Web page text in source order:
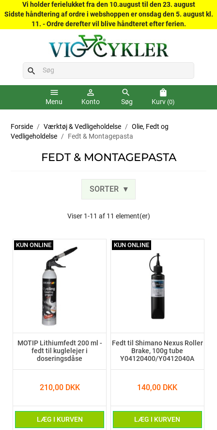
Vi holder ferielukket fra den 10.august til den 23. august
Sidste håndtering af ordre i webshoppen er onsdag den 5. august kl.
11. - Ordre derefter vil blive håndteret efter ferien.
search
menu
Menu
person_outline
Konto
search
Søg
shopping_bag
Kurv (0)
Forside Værktøj & Vedligeholdelse
Olie, Fedt og
Vedligeholdelse
Fedt & Montagepasta
FEDT & MONTAGEPASTA
SORTER
Viser 1-11 af 11 element(er)
MOTIP Lithiumfedt 200 ml -
fedt til kuglelejer i
doseringsdåse
210,00 DKK
LÆG I KURVEN
KUN ONLINE
Fedt til Shimano Nexus Roller
Brake, 100g tube
Y04120400/Y0412040A
140,00 DKK
LÆG I KURVEN
KUN ONLINE